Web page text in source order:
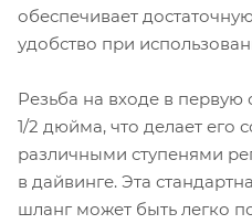
обеспечивает
удобство при
Резьба на входе в первую
1/2 дюйма, что делает его
различными ступенями
в дайвинге. Эта
шланг может быть легко